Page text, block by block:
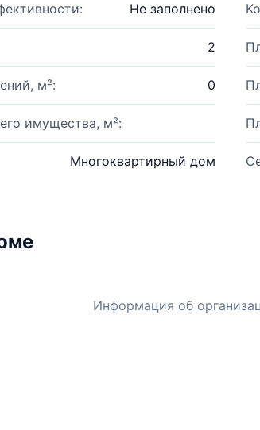
Не заполнено
2
м²: 0
имущества, м²:
Многоквартирный дом
Информация об